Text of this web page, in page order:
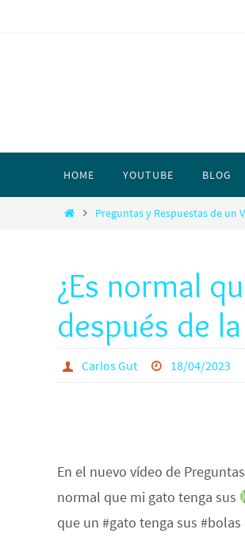
HOME YOUTUBE BLOG
Preguntas y Respuestas de un
¿Es normal
después de
Carlos Gut 18/04/2023
En el nuevo vídeo de
normal que mi gato tenga sus
que un #gato tenga sus